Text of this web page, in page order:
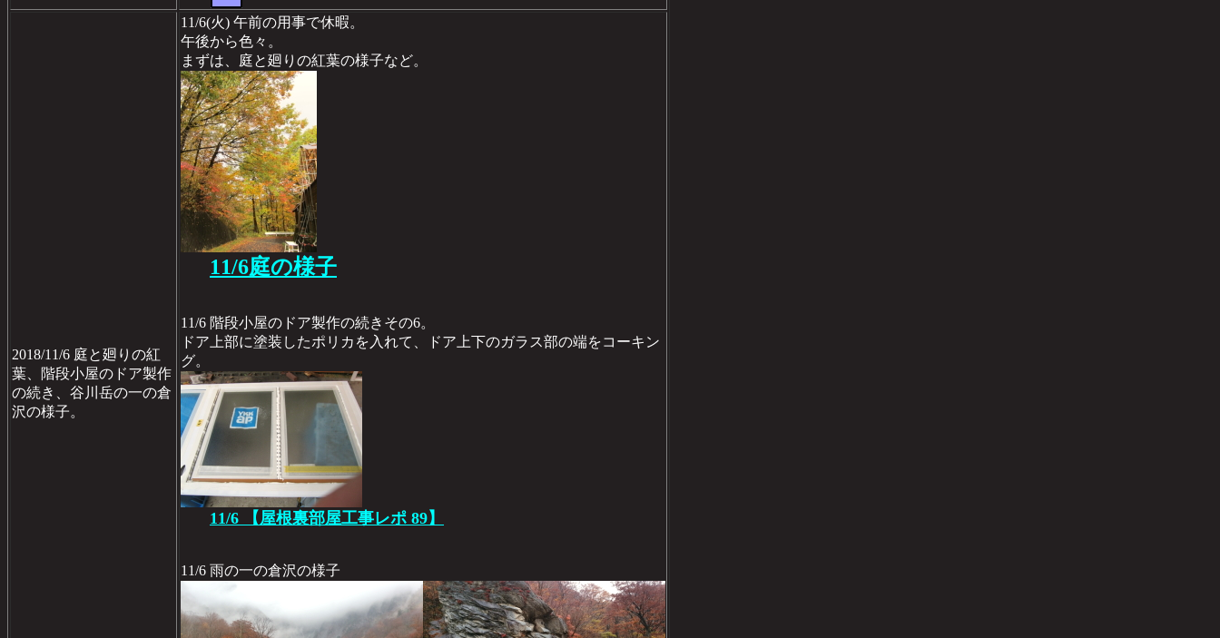
2018/11/6 庭と廻りの紅
葉、階段小屋のドア製作
の続き、谷川岳の一の倉
沢の様子。
11/6(火) 午前の用事で休暇。
午後から色々。
まずは、庭と廻りの紅葉の様子など。
11/6庭の様子
11/6 階段小屋のドア製作の続きその6。
ドア上部に塗装したポリカを入れて、ドア上下のガラス部の端をコーキン
グ。
11/6 【屋根裏部屋工事レポ 89】
11/6 雨の一の倉沢の様子